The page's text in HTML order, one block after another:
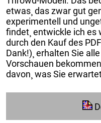
etwas¸ das zwar gut
experimentell und
findet¸ entwickle ich es
durch den Kauf des
Dank!)¸ erhalten Sie
Vorschauen
davon¸ was Sie